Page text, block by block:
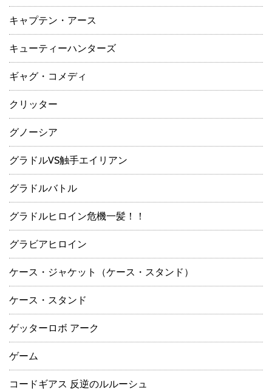
キャプテン・アース
キューティーハンターズ
ギャグ・コメディ
クリッター
グノーシア
グラドルVS触手エイリアン
グラドルバトル
グラドルヒロイン危機一髪！！
グラビアヒロイン
ケース・ジャケット（ケース・スタンド）
ケース・スタンド
ゲッターロボ アーク
ゲーム
コードギアス 反逆のルルーシュ